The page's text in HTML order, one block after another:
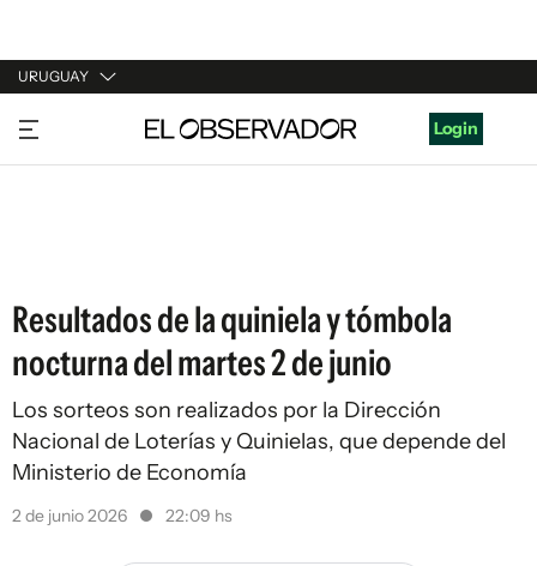
URUGUAY
URUGUAY
ARGENTINA
Login
Resultados de la quiniela y tómbola
nocturna del martes 2 de junio
Los sorteos son realizados por la Dirección
Nacional de Loterías y Quinielas, que depende del
Ministerio de Economía
2 de junio 2026 22:09 hs